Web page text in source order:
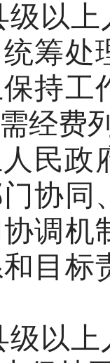
级以上
筹处
持工
经费
民政
协同
调机
目标
级以上